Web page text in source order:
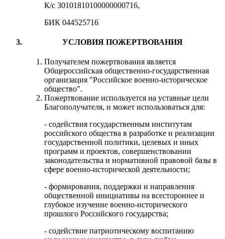
К/с 30101810100000000716,
БИК 044525716
УСЛОВИЯ ПОЖЕРТВОВАНИЯ
Получателем пожертвования является
Общероссийская общественно-государственная
организация "Российское военно-историческое
общество".
Пожертвование используется на уставные цели
Благополучателя, и может использоваться для:
- содействия государственным институтам
российского общества в разработке и реализации
государственной политики, целевых и иных
программ и проектов, совершенствовании
законодательства и нормативной правовой базы в
сфере военно-исторической деятельности;
- формирования, поддержки и направления
общественной инициативы на всестороннее и
глубокое изучение военно-исторического
прошлого Российского государства;
- содействие патриотическому воспитанию